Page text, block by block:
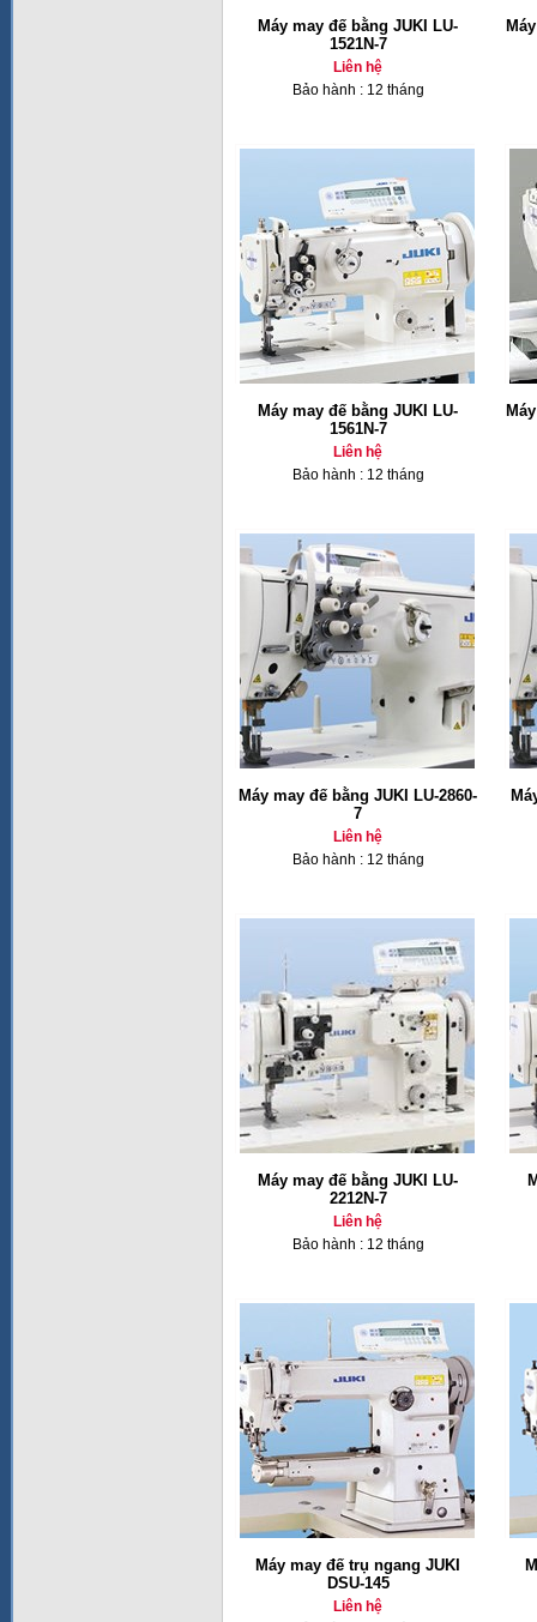
Máy may đế bằng JUKI LU-
1521N-7
Liên hệ
Bảo hành : 12 tháng
Máy may đế bằng JUKI LU-
1561N-7
Liên hệ
Bảo hành : 12 tháng
Máy may đế bằng JUKI LU-2860-
7
Liên hệ
Bảo hành : 12 tháng
Máy may đế bằng JUKI LU-
2212N-7
Liên hệ
Bảo hành : 12 tháng
Máy may đế trụ ngang JUKI
DSU-145
Liên hệ